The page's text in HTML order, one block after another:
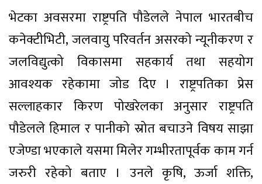
भेटका अवसरमा राष्ट्रपति पौडेलले नेपाल भारतबीच
कनेक्टीभिटी, जलवायु परिवर्तन असरको न्यूनीकरण र
जलविद्युत्को विकासमा सहकार्य तथा सहयोग
आवश्यक रहेकामा जोड दिए । राष्ट्रपतिका प्रेस
सल्लाहकार किरण पोखरेलका अनुसार राष्ट्रपति
पौडेलले हिमाल र पानीको स्रोत बचाउने विषय साझा
एजेण्डा भएकाले यसमा मिलेर गम्भीरतापूर्वक काम गर्न
जरुरी रहेको बताए । उनले कृषि, ऊर्जा शक्ति,